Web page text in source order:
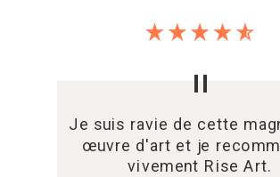
Je suis ravie de cette
œuvre d'art et je
vivement Rise Art.
"